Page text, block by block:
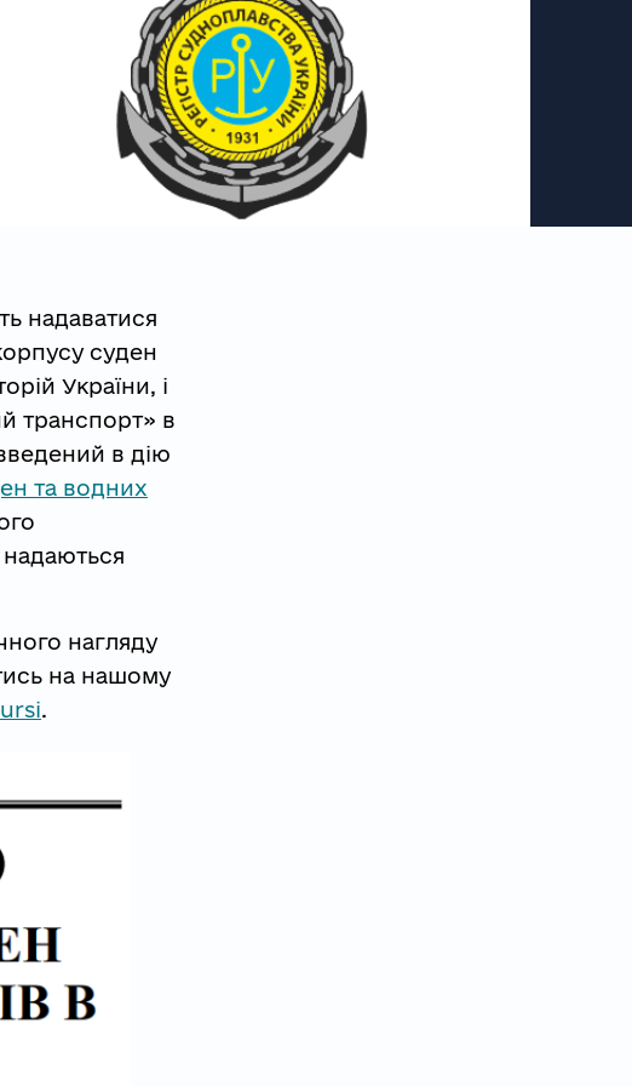
надаватися
суден
України, і
транспорт» в
в дію
та водних
нагляду
на нашому
.